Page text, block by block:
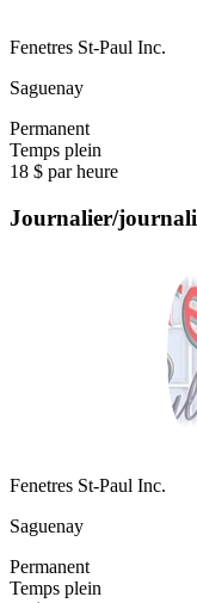
Fenetres St-Paul Inc.
Saguenay
Permanent
Temps plein
18 $ par heure
Journalier/
Fenetres St-Paul Inc.
Saguenay
Permanent
Temps plein